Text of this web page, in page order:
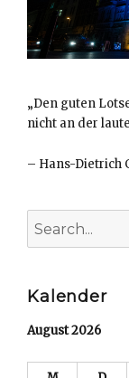
„Den guten
nicht an der
– Hans-Dietrich
for:
Kalender
August 2026